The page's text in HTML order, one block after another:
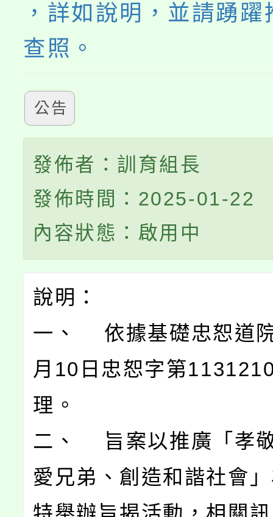
，詳如說明，並請踴
查照。
公告
發佈者：訓育組長
發佈時間：2025-01-22
內容狀態：啟用中
說明：
一、 依據基礎忠恕道
月10日忠恕字第
理。
二、 旨案以推廣「孝
愛兄弟、創造和諧社會